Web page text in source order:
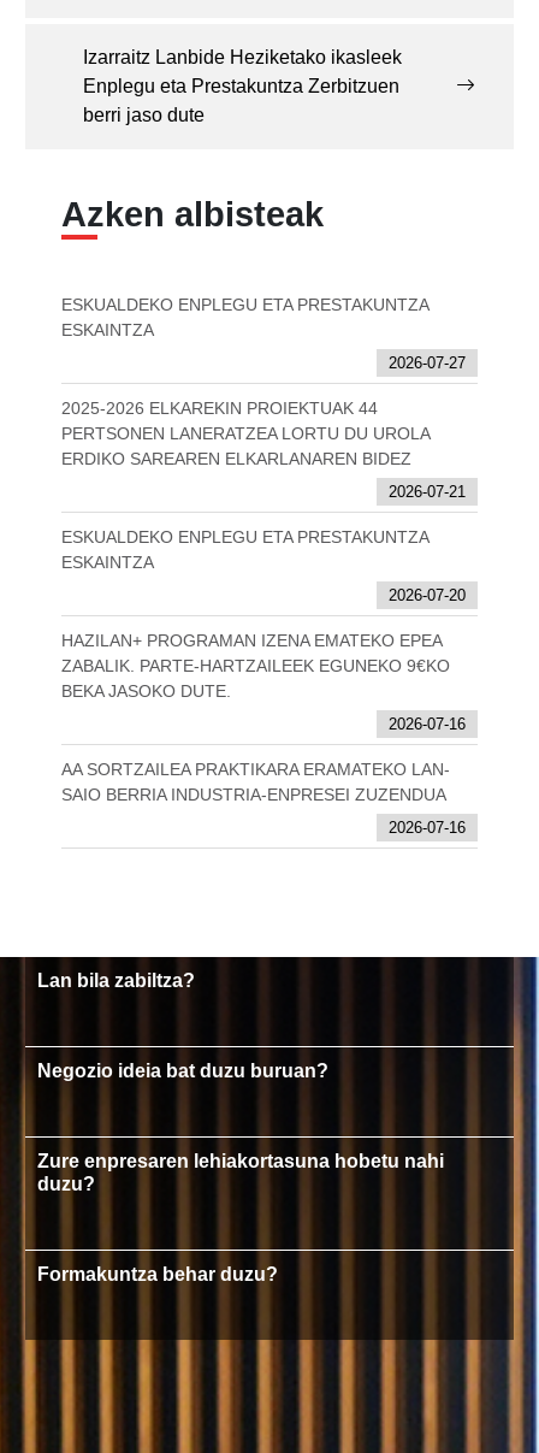
Izarraitz Lanbide Heziketako ikasleek
Enplegu eta Prestakuntza Zerbitzuen
berri jaso dute
Azken albisteak
ESKUALDEKO ENPLEGU ETA PRESTAKUNTZA
ESKAINTZA
2026-07-27
2025-2026 ELKAREKIN PROIEKTUAK 44
PERTSONEN LANERATZEA LORTU DU UROLA
ERDIKO SAREAREN ELKARLANAREN BIDEZ
2026-07-21
ESKUALDEKO ENPLEGU ETA PRESTAKUNTZA
ESKAINTZA
2026-07-20
HAZILAN+ PROGRAMAN IZENA EMATEKO EPEA
ZABALIK. PARTE-HARTZAILEEK EGUNEKO 9€KO
BEKA JASOKO DUTE.
2026-07-16
AA SORTZAILEA PRAKTIKARA ERAMATEKO LAN-
SAIO BERRIA INDUSTRIA-ENPRESEI ZUZENDUA
2026-07-16
Lan bila zabiltza?
Negozio ideia bat duzu buruan?
Zure enpresaren lehiakortasuna hobetu nahi
duzu?
Formakuntza behar duzu?